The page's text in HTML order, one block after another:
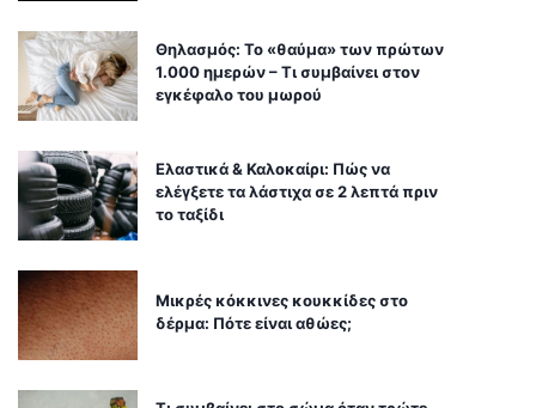
Θηλασμός: Το «θαύμα» των πρώτων
1.000 ημερών – Τι συμβαίνει στον
εγκέφαλο του μωρού
Ελαστικά & Καλοκαίρι: Πώς να
ελέγξετε τα λάστιχα σε 2 λεπτά πριν
το ταξίδι
Μικρές κόκκινες κουκκίδες στο
δέρμα: Πότε είναι αθώες;